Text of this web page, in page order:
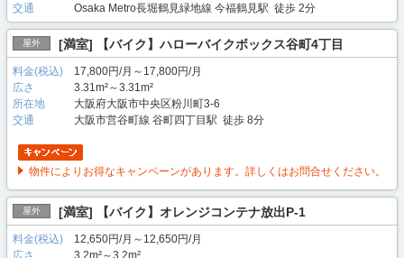
交通
Osaka Metro長堀鶴見緑地線 今福鶴見駅 徒歩 2分
屋外 [満室] 【バイク】ハローバイクボックス谷町4丁目
料金(税込)
17,800円/月～17,800円/月
広さ
3.31m²～3.31m²
所在地
大阪府大阪市中央区粉川町3-6
交通
大阪市営谷町線 谷町四丁目駅 徒歩 8分
物件によりお得なキャンペーンがあります。詳しくはお問合せください。
屋外 [満室] 【バイク】オレンジコンテナ放出P-1
料金(税込)
12,650円/月～12,650円/月